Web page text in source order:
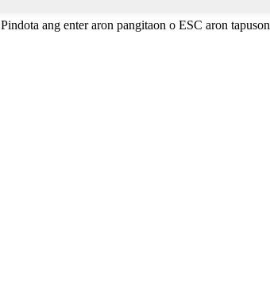
Pindota ang enter aron pangitaon o ESC aron tapuson